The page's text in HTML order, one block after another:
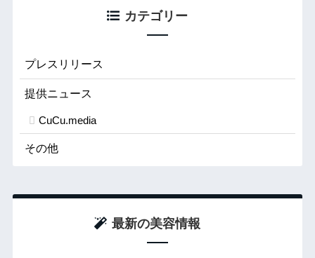
カテゴリー
プレスリリース
提供ニュース
CuCu.media
その他
最新の美容情報